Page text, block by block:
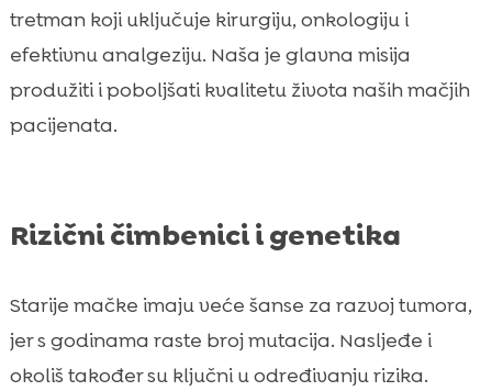
tretman koji uključuje kirurgiju, onkologiju i
efektivnu analgeziju. Naša je glavna misija
produžiti i poboljšati kvalitetu života naših mačjih
pacijenata.
Rizični čimbenici i genetika
Starije mačke imaju veće šanse za razvoj tumora,
jer s godinama raste broj mutacija. Nasljeđe i
okoliš također su ključni u određivanju rizika.